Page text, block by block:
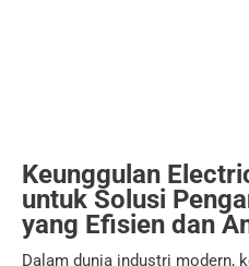
Keunggulan
untuk Solusi
yang Efisien dan
Dalam dunia industri modern,